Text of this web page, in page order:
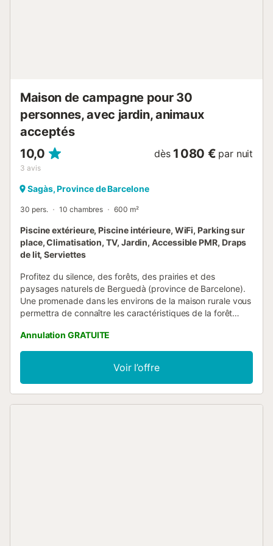
Maison de campagne pour 30
personnes, avec jardin, animaux
acceptés
10,0
3 avis
dès 1 080 € par nuit
Sagàs, Province de Barcelone
30 pers. 10 chambres 600 m²
Piscine extérieure, Piscine intérieure, WiFi, Parking sur
place, Climatisation, TV, Jardin, Accessible PMR, Draps
de lit, Serviettes
Profitez du silence, des forêts, des prairies et des
paysages naturels de Berguedà (province de Barcelone).
Une promenade dans les environs de la maison rurale vous
permettra de connaître les caractéristiques de la forêt
piscines d'eau. Vous pourrez faire des randonnées sur
différents itinéraires, plus ou moins longs, qui vous feront
découvrir la nature à l'état pur, avec toute la richesse de la
faune et de la flore qu'offrent les chaînes de montagnes
prépyrénéennes. Profitez du tourisme rural....
Annulation GRATUITE
Voir l’offre